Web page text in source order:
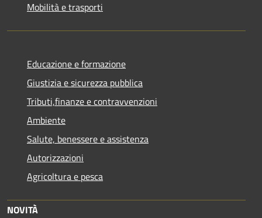
Mobilità e trasporti
Educazione e formazione
Giustizia e sicurezza pubblica
Tributi,finanze e contravvenzioni
Ambiente
Salute, benessere e assistenza
Autorizzazioni
Agricoltura e pesca
NOVITÀ